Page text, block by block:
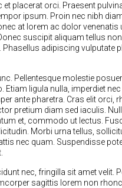
placerat orci. Praesent
ipsum. Proin nec nibh
at lorem ac dolor
suscipit aliquam tellus
adipiscing vulputate
Pellentesque molestie
ligula nulla, imperdiet
ante pharetra. Cras elit orci,
pretium diam sed iaculis.
et, commodo ut lectus.
Morbi urna tellus,
nec quam. Suspendisse
nec, fringilla sit amet velit.
sagittis lorem non